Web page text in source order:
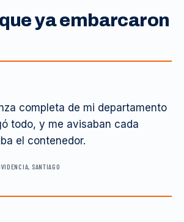
ya embarcaron
completa de mi departamento
todo, y me avisaban cada
el contenedor.
SANTIAGO